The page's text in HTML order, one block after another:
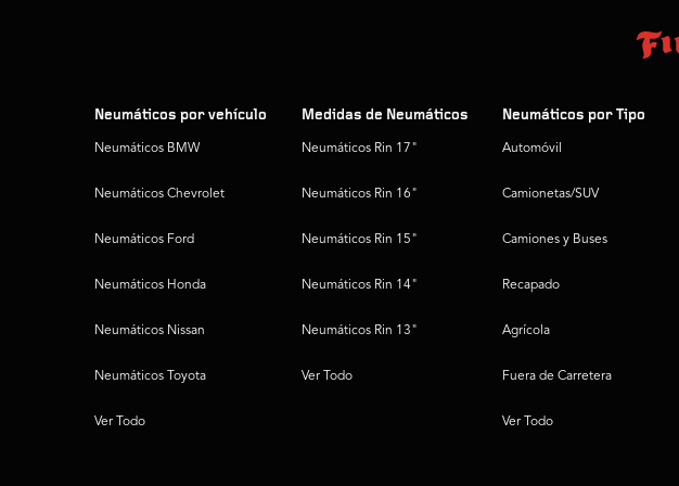
Neumáticos por vehículo
Neumáticos BMW
Neumáticos Chevrolet
Neumáticos Ford
Neumáticos Honda
Neumáticos Nissan
Neumáticos Toyota
Ver Todo
Medidas de Neumáticos
Neumáticos Rin 17"
Neumáticos Rin 16"
Neumáticos Rin 15"
Neumáticos Rin 14"
Neumáticos Rin 13"
Ver Todo
Neumáticos por Tipo
Automóvil
Camionetas/SUV
Camiones y Buses
Recapado
Agrícola
Fuera de Carretera
Ver Todo